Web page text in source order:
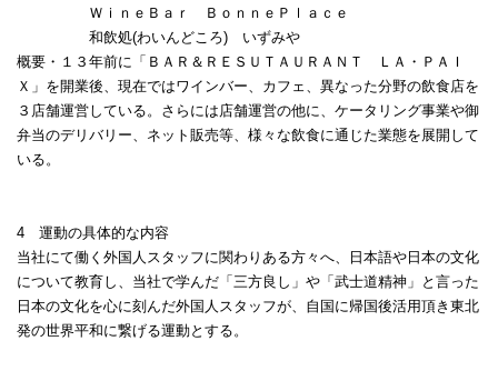
ＷｉｎｅＢａｒ ＢｏｎｎｅＰｌａｃｅ
和飲処(わいんどころ) いずみや
概要・１３年前に「ＢＡＲ＆ＲＥＳＵＴＡＵＲＡＮＴ ＬＡ・ＰＡＩ
Ｘ」を開業後、現在ではワインバー、カフェ、異なった分野の飲食店を
３店舗運営している。さらには店舗運営の他に、ケータリング事業や御
弁当のデリバリー、ネット販売等、様々な飲食に通じた業態を展開して
いる。
4 運動の具体的な内容
当社にて働く外国人スタッフに関わりある方々へ、日本語や日本の文化
について教育し、当社で学んだ「三方良し」や「武士道精神」と言った
日本の文化を心に刻んだ外国人スタッフが、自国に帰国後活用頂き東北
発の世界平和に繋げる運動とする。